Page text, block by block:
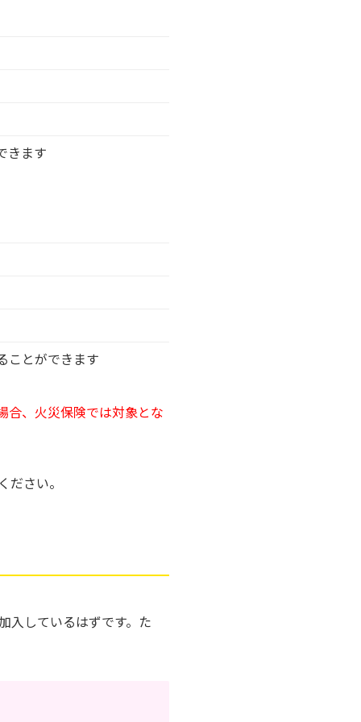
きます
ことができます
合、火災保険では対象とな
さい。
入しているはずです。た